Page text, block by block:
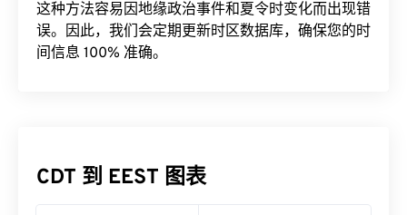
这种方法容易因地缘政治事件和夏令时变化而出现错
误。因此，我们会定期更新时区数据库，确保您的时
间信息 100% 准确。
CDT 到 EEST 图表